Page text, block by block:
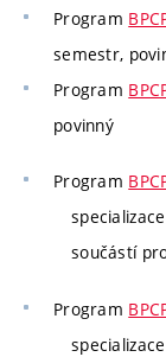
Program
semestr,
Program
povinný
Program
specializace
součástí
Program
specializace